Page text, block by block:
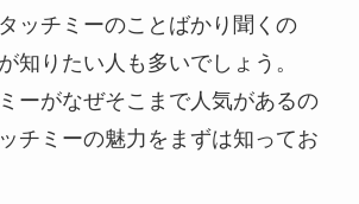
ッチミーのことばかり聞くの
知りたい人も多いでしょう。
ーがなぜそこまで人気があるの
チミーの魅力をまずは知ってお